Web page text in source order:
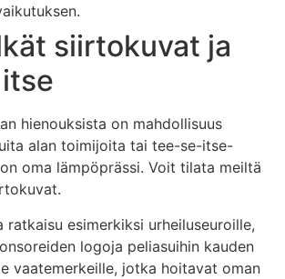
siirtokuvat ja
hienouksista on mahdollisuus
alan toimijoita tai tee-se-itse-
oma lämpöprässi. Voit tilata meiltä
ratkaisu esimerkiksi urheiluseuroille,
logoja peliasuihin kauden
vaatemerkeille, jotka hoitavat oman